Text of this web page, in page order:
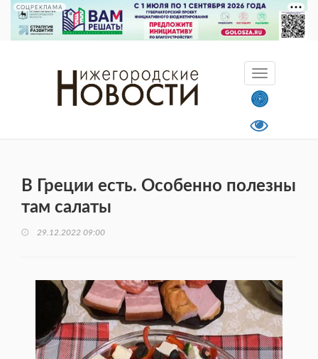
СОЦРЕКЛАМА
В Греции есть. Особенно полезны
там салаты
29.12.2022 09:00